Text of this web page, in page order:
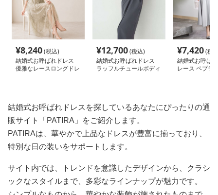
¥8,240(税込)
結婚式お呼ばれドレス
優雅なレースロングドレ
¥12,700(税込)
結婚式お呼ばれドレス
ラッフルチュールボディ
¥7,420(税
結婚式お呼ば
レース ペプラ
結婚式お呼ばれドレスを探しているあなたにぴったりの通
販サイト「PATIRA」をご紹介します。
PATIRAは、華やかで上品なドレスが豊富に揃っており、
特別な日の装いをサポートします。
サイト内では、トレンドを意識したデザインから、クラシ
ックなスタイルまで、多彩なラインナップが魅力です。